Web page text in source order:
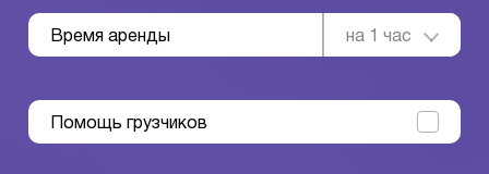
Время аренды на 1 час
Помощь грузчиков